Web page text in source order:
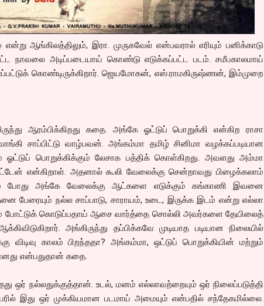
ஆங்கிலத்திலும், இரா. முருகவேல் என்பவரால் எரியும் பனிக்காடு
நாவலை அடிப்படையாய் கொண்டு எடுக்கப்பட்ட படம். சமீபகாலமாய்
கொண்டிருக்கிறார். ஜெயமோகன், எஸ்.ராமகிருஷ்ணன், இம்முறை
ஆரம்பிக்கிறது கதை. அங்கே ஓட்டுப் பொறுக்கி என்கிற ராசா
சாப்பிட்டு வாழ்பவன். அங்கம்மா தமிழ் சினிமா வழக்கப்படியான
பொறுக்கிக்கும் லேசாக பத்திக் கொள்கிறது. அவளது அம்மா
என்கிறாள். அதனால் கூலி வேலைக்கு சென்றாவது பிழைக்கலாம்
போது அங்கே வேலைக்கு ஆட்களை எடுக்கும் கங்காணி இவனை
பேரையும் நல்ல சாப்பாடு, சாராயம், உடை, இருக்க இடம் என்று எல்லா
போட்டுக் கொடுப்பதாய் ஆசை வார்த்தை சொல்லி அவர்களை தேயிலைத்
அங்கிருந்து தப்பிக்கவே முடியாத படியான நிலையில்
விடிவு காலம் பிறந்ததா? அங்கம்மா, ஒட்டுப் பொறுக்கியின் மற்றும்
என்பதுதான் கதை.
ஒர் நல்லதுக்குத்தான். உடல், மனம் எல்லாவற்றையும் ஒர் நிலைப்படுத்தி
இது ஒர் முக்கியமான படமாய் அமையும் என்பதில் சந்தேகமில்லை.